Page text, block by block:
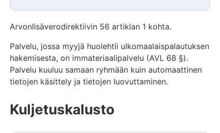
Arvonlisäverodirektiivin 56 artiklan 1 kohta.
Palvelu, jossa myyjä huolehtii ulkomaalaispalautuksen
hakemisesta, on immateriaalipalvelu (AVL 68 §).
Palvelu kuuluu samaan ryhmään kuin automaattinen
tietojen käsittely ja tietojen luovuttaminen.
Kuljetuskalusto